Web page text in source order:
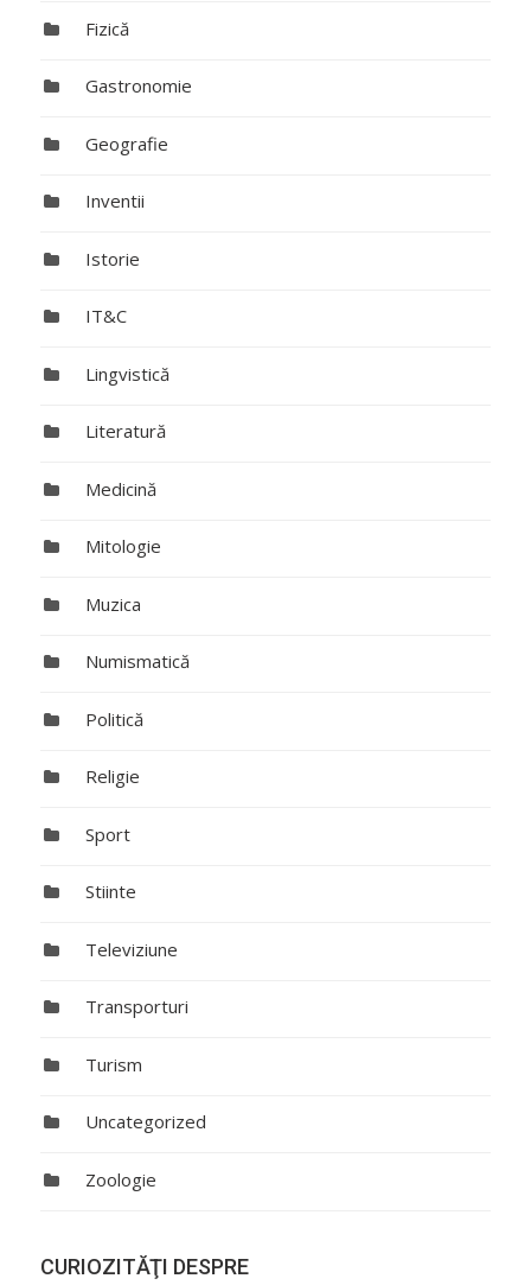
Fizică
Gastronomie
Geografie
Inventii
Istorie
IT&C
Lingvistică
Literatură
Medicină
Mitologie
Muzica
Numismatică
Politică
Religie
Sport
Stiinte
Televiziune
Transporturi
Turism
Uncategorized
Zoologie
CURIOZITĂŢI DESPRE